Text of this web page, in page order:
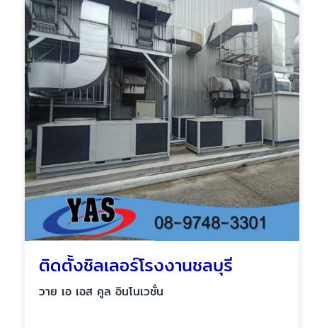
ติดตั้งชิลเลอร์โรงงานชลบุรี
วาย เอ เอส คูล อินโนเวชั่น